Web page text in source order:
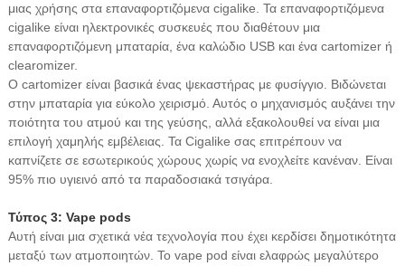
μιας χρήσης στα επαναφορτιζόμενα cigalike. Τα επαναφορτιζόμενα
cigalike είναι ηλεκτρονικές συσκευές που διαθέτουν μια
επαναφορτιζόμενη μπαταρία, ένα καλώδιο USB και ένα cartomizer ή
clearomizer.
Ο cartomizer είναι βασικά ένας ψεκαστήρας με φυσίγγιο. Βιδώνεται
στην μπαταρία για εύκολο χειρισμό. Αυτός ο μηχανισμός αυξάνει την
ποιότητα του ατμού και της γεύσης, αλλά εξακολουθεί να είναι μια
επιλογή χαμηλής εμβέλειας. Τα Cigalike σας επιτρέπουν να
καπνίζετε σε εσωτερικούς χώρους χωρίς να ενοχλείτε κανέναν. Είναι
95% πιο υγιεινό από τα παραδοσιακά τσιγάρα.
Τύπος 3: Vape pods
Αυτή είναι μια σχετικά νέα τεχνολογία που έχει κερδίσει δημοτικότητα
μεταξύ των ατμοποιητών. Το vape pod είναι ελαφρώς μεγαλύτερο